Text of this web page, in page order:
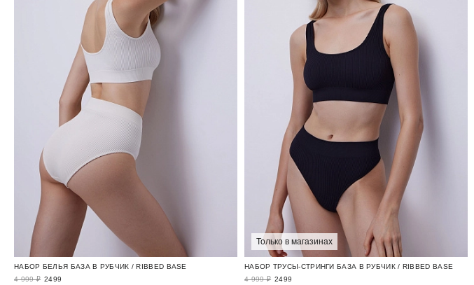
НАБОР БЕЛЬЯ БАЗА В РУБЧИК / RIBBED BASE
4 999 ₽ 2499
Только в магазинах
НАБОР ТРУСЫ-СТРИНГИ БАЗА В РУБЧИК / RIBBED BASE
4 999 ₽ 2499